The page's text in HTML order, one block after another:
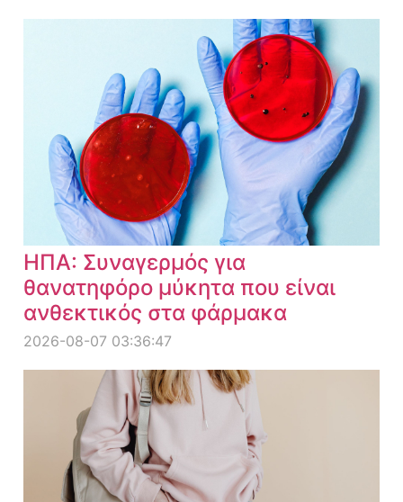
ΗΠΑ: Συναγερμός για
θανατηφόρο μύκητα που είναι
ανθεκτικός στα φάρμακα
2026-08-07 03:36:47